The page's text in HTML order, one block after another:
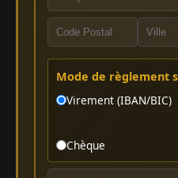
Mode de règlement
Virement (IBAN/BIC)
Chèque